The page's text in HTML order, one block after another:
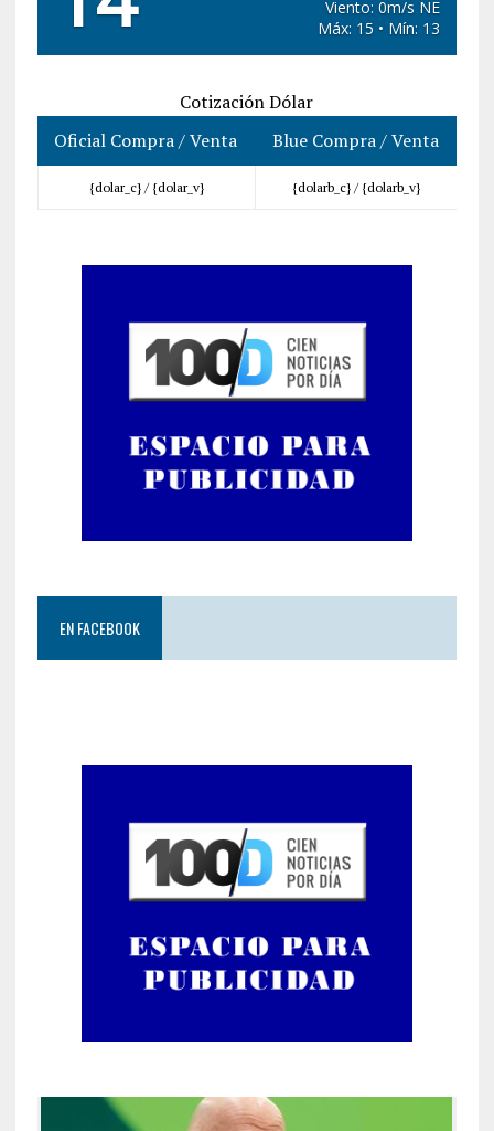
Viento: 0m/s NE
Máx: 15 • Mín: 13
Cotización Dólar
Oficial Compra / Venta
Blue Compra / Venta
{dolar_c} / {dolar_v} {dolarb_c} / {dolarb_v}
EN FACEBOOK